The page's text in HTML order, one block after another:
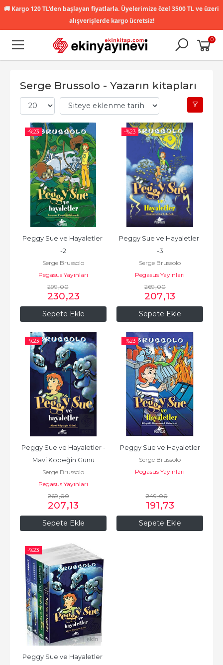
🚚 Kargo 120 TL'den başlayan fiyatlarla. Üyelerimize özel 3500 TL ve üzeri
alışverişlerde kargo ücretsiz!
0
Serge Brussolo - Yazarın kitapları
-%23
Sepete Ekle
Peggy Sue ve Hayaletler
-2
Serge Brussolo
Pegasus Yayınları
299,00
230,23
-%23
Sepete Ekle
Peggy Sue ve Hayaletler
-3
Serge Brussolo
Pegasus Yayınları
269,00
207,13
-%23
Sepete Ekle
Peggy Sue ve Hayaletler -
Mavi Köpeğin Günü
Serge Brussolo
Pegasus Yayınları
269,00
207,13
-%23
Sepete Ekle
Peggy Sue ve Hayaletler
Serge Brussolo
Pegasus Yayınları
249,00
191,73
-%23
Peggy Sue ve Hayaletler